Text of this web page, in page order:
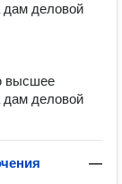
дам деловой
высшее
дам деловой
—